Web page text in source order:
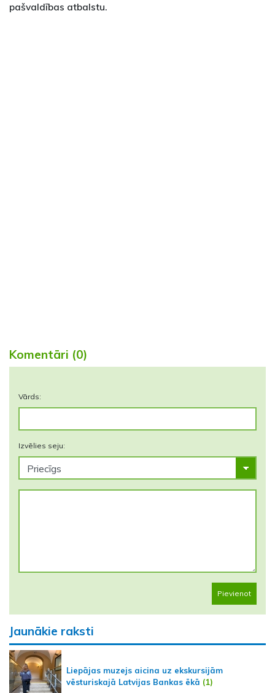
pašvaldības atbalstu.
Komentāri (0)
Vārds:
Izvēlies seju:
Pievienot
Jaunākie raksti
Liepājas muzejs aicina uz ekskursijām
vēsturiskajā Latvijas Bankas ēkā (1)